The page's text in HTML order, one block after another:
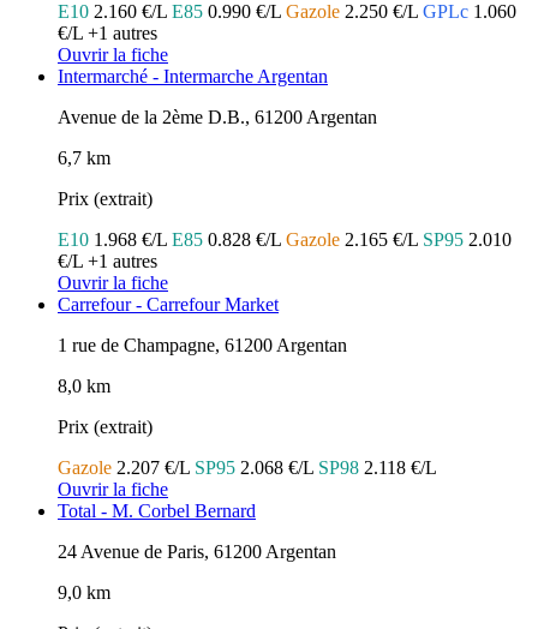
E10 2.160 €/L E85 0.990 €/L Gazole 2.250 €/L GPLc 1.060
€/L +1 autres
Ouvrir la fiche
Intermarché - Intermarche Argentan
Avenue de la 2ème D.B., 61200 Argentan
6,7 km
Prix (extrait)
E10 1.968 €/L E85 0.828 €/L Gazole 2.165 €/L SP95 2.010
€/L +1 autres
Ouvrir la fiche
Carrefour - Carrefour Market
1 rue de Champagne, 61200 Argentan
8,0 km
Prix (extrait)
Gazole 2.207 €/L SP95 2.068 €/L SP98 2.118 €/L
Ouvrir la fiche
Total - M. Corbel Bernard
24 Avenue de Paris, 61200 Argentan
9,0 km